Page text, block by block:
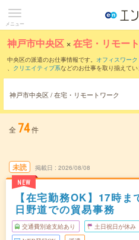
メニュー
神戸市中央区 ×在宅・リモー
中央区の派遣のお仕事情報です。 オフィスワー
、 クリエイティブ系などのお仕事を取り揃えて
神戸市中央区 / 在宅・リモートワーク
全 74件
未読
NEW
掲載日 2026/08/08
【在宅勤務OK】17時
日野道での貿易事務
交通費別途支給あり 土日祝日が休み